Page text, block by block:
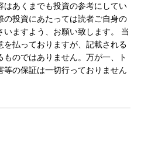
はあくまでも投資の参考にしてい
の投資にあたっては読者ご自身の
ますよう、お願い致します。 当
払っておりますが、記載される
のではありません。万が一、ト
の保証は一切行っておりません